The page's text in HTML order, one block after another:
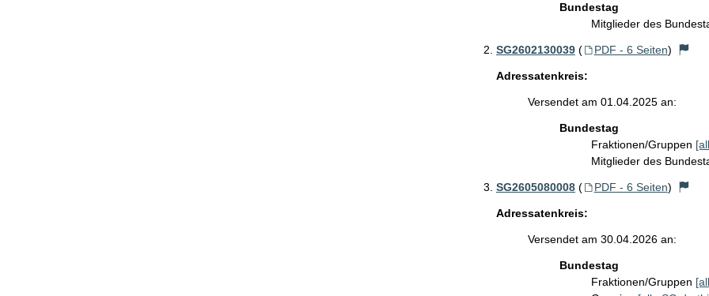
Bundestag
Mitglieder des
SG2602130039 ( PDF - 6 Seiten)
Adressatenkreis:
Versendet am 01.04.2025 an:
Bundestag
Fraktionen/Gruppen
Mitglieder des
SG2605080008 ( PDF - 6 Seiten)
Adressatenkreis:
Versendet am 30.04.2026 an:
Bundestag
Fraktionen/Gruppen